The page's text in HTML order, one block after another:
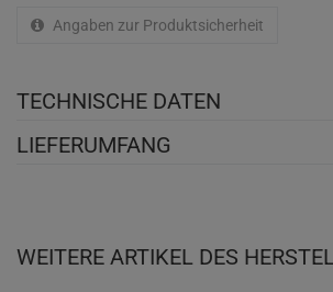
Angaben zur Produktsicherheit
TECHNISCHE DATEN
LIEFERUMFANG
WEITERE ARTIKEL DES